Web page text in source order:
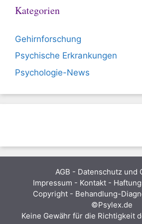
Kategorien
Gehirnforschung
Psychische Erkrankungen
Psychologie-News
AGB - Datenschutz und
Impressum - Kontakt -
Copyright - Behandlung-
©Psylex.de
Keine Gewähr für die Richtigkeit